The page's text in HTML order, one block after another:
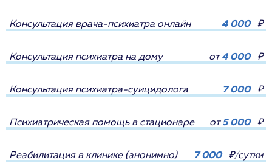
Консультация врача-психиатра онлайн 4 000 ₽
Консультация психиатра на дому от4 000 ₽
Консультация психиатра-суицидолога 7 000 ₽
Психиатрическая помощь в стационаре от5 000 ₽
Реабилитация в клинике (анонимно) 7 000 ₽/сутки